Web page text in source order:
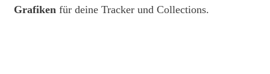
Grafiken für deine Tracker und Collections.